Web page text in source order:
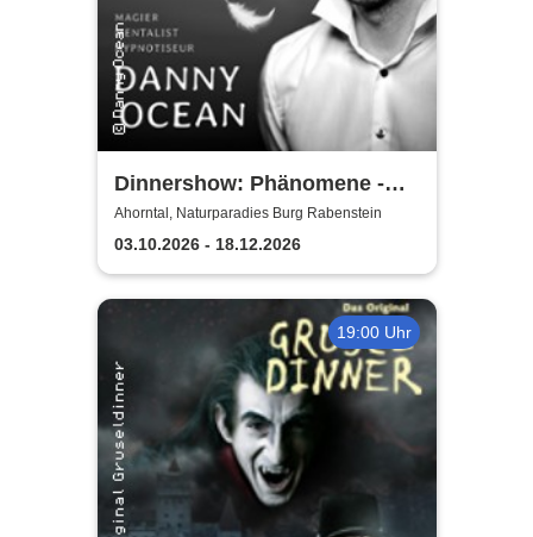
Dinnershow: Phänomene -
Danny Ocean
Ahorntal, Naturparadies Burg Rabenstein
03.10.2026 - 18.12.2026
19:00 Uhr